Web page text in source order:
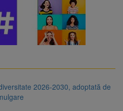
2026-2030, adoptată de